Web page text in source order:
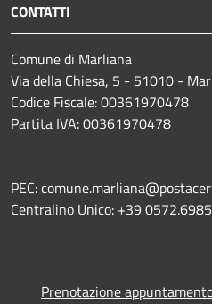
CONTATTI
Comune di Marliana
Via della Chiesa, 5 - 51010 -
Codice Fiscale: 00361970478
Partita IVA: 00361970478
PEC:
Centralino Unico: +39
Prenotazione